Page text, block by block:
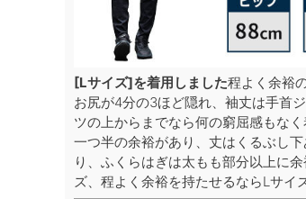
[Lサイズ]を着用しました程よく余裕
お尻が4分の3ほど隠れ、袖丈は手首
ツの上からまでなら何の窮屈感もな
一つ半の余裕があり、丈はくるぶし
り、ふくらはぎは太もも部分以上に
ズ、程よく余裕を持たせるならLサイ